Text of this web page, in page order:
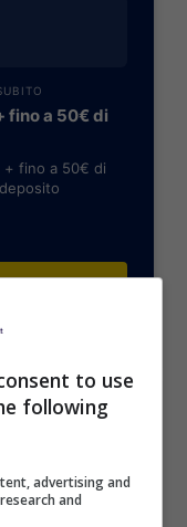
fino a 50€ di
+ fino a 50€ di
2.050€
to use
following
advertising and
and